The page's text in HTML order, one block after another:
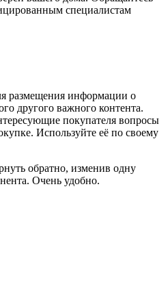
специалистам
размещения информации о
другого важного контента.
покупателя вопросы
Используйте её по своему
обратно, изменив одну
Очень удобно.